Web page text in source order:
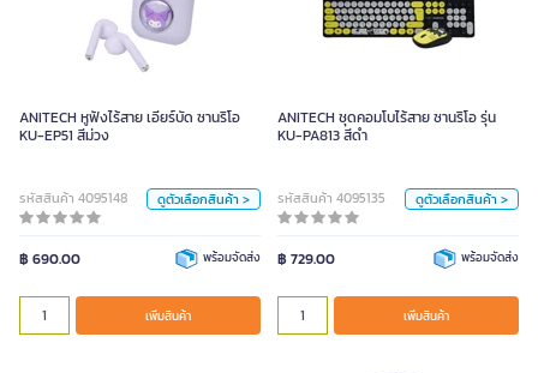
ANITECH หูฟังไร้สาย เอียร์บัด ซานริโอ
KU-EP51 สีม่วง
รหัสสินค้า 4095148 ดูตัวเลือกสินค้า >
฿ 690.00 พร้อมจัดส่ง
เพิ่มสินค้า
ANITECH หูฟังไร้สาย เอียร์บัด ซานริ
โอ KU-EP51 สีม่วง
ชิ้น
ANITECH ชุดคอมโบไร้สาย ซานริโอ รุ่น
KU-PA813 สีดำ
รหัสสินค้า 4095135 ดูตัวเลือกสินค้า >
฿ 729.00 พร้อมจัดส่ง
เพิ่มสินค้า
ANITECH ชุดคอมโบไร้สาย ซานริโอ รุ่น
KU-PA813 สีดำ
ชิ้น